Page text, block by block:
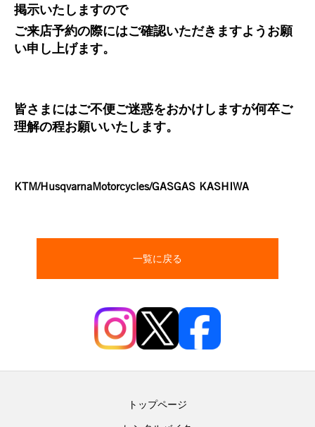
掲示いたしますので
ご来店予約の際にはご確認いただきますようお願
い申し上げます。
皆さまにはご不便ご迷惑をおかけしますが何卒ご
理解の程お願いいたします。
KTM/HusqvarnaMotorcycles/GASGAS KASHIWA
一覧に戻る
トップページ